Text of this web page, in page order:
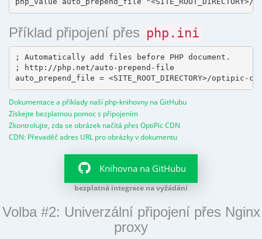
Příklad připojení přes php.ini
; Automatically add files before PHP document.
; http://php.net/auto-prepend-file
Dokumentace a příklady naší php-knihovny na GitHubu
Získejte bezplatnou pomoc s připojením
Zkontrolujte, zda se obrázek načítá přes OptiPic CDN
CDN: Převaděč adres URL pro obrázky v dokumentu
Knihovna na GitHubu
bezplatná integrace na vyžádání
Volba #2: Univerzální připojení přes Nginx
proxy